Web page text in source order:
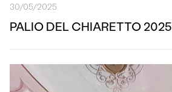
30/05/2025
PALIO DEL CHIARETTO 2025